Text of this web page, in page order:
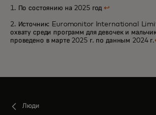
1. По состоянию на 2025 год↩
2. Источник: Euromonitor International
охвату среди программ для девочек и
проведено в марте 2025 г. по данным 2024 г.
Люди